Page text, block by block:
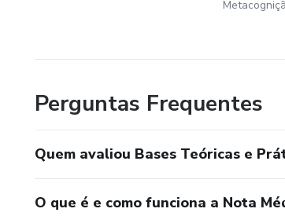
Perguntas Frequentes
Quem avaliou Bases Teóricas e
O que é e como funciona a Nota